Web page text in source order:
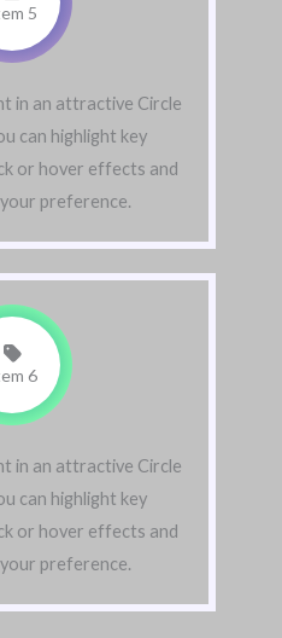
5
in an attractive Circle
can highlight key
or hover effects and
preference.
6
in an attractive Circle
can highlight key
or hover effects and
preference.